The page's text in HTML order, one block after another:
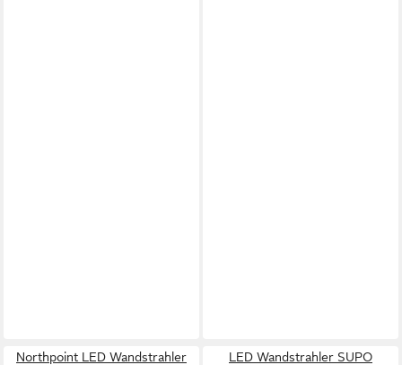
Northpoint LED Wandstrahler
LED Wandstrahler SUPO